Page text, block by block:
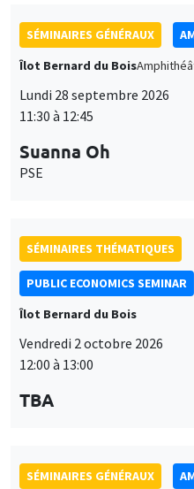
SÉMINAIRES GÉNÉRAUX
Îlot Bernard du Bois
Lundi 28 septembre 2026
11:30 à 12:45
Suanna Oh
PSE
SÉMINAIRES THÉMATIQUES
PUBLIC ECONOMICS SEMINAR
Îlot Bernard du Bois
Vendredi 2 octobre 2026
12:00 à 13:00
TBA
SÉMINAIRES GÉNÉRAUX